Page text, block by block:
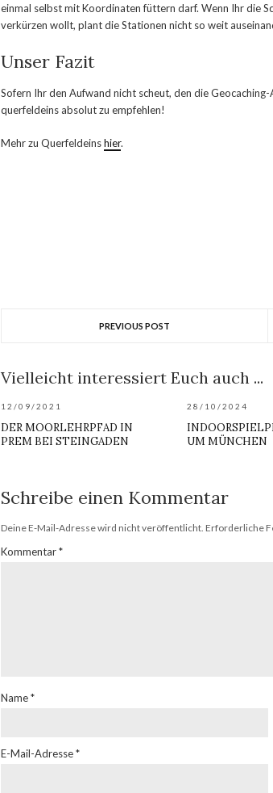
einmal selbst mit Koordinaten füttern darf. Wenn Ihr die
verkürzen wollt, plant die Stationen nicht so weit
Unser Fazit
Sofern Ihr den Aufwand nicht scheut, den die
querfeldeins absolut zu empfehlen!
Mehr zu Querfeldeinshier.
PREVIOUS POST
Vielleicht interessiert Euch auch ...
12/09/2021
DER MOORLEHRPFAD IN
PREM BEI STEINGADEN
28/10/2024
UM MÜNCHEN
Schreibe einen Kommentar
Deine E-Mail-Adresse wird nicht veröffentlicht. Erforderliche
Kommentar*
Name*
E-Mail-Adresse*